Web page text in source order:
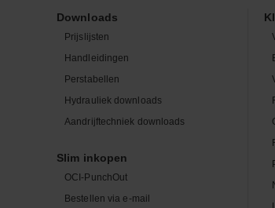
Downloads
Prijslijsten
Handleidingen
Perstabellen
Hydrauliek downloads
Aandrijftechniek downloads
Slim inkopen
OCI-PunchOut
Bestellen via e-mail